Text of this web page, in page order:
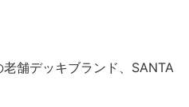
舗デッキブランド、SANTA